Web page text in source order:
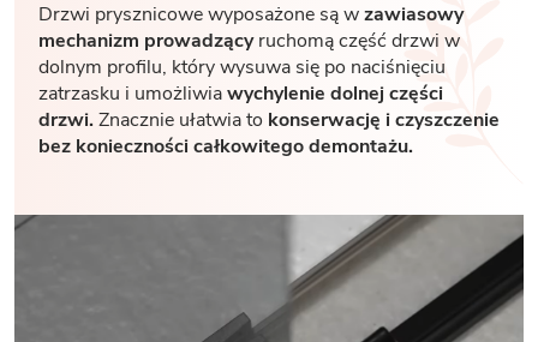
Drzwi prysznicowe wyposażone są wzawiasowy
mechanizm prowadzącyruchomą część drzwi w
dolnym profilu, który wysuwa się po naciśnięciu
zatrzasku i umożliwiawychylenie dolnej części
drzwi.Znacznie ułatwia to konserwację i czyszczenie
bez konieczności całkowitego demontażu.